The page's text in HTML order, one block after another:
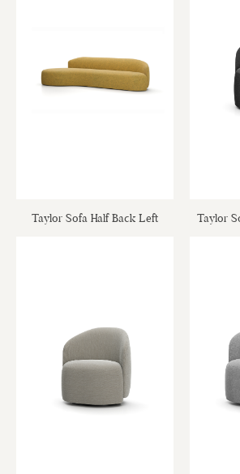
Taylor Sofa Half Back Left Taylor